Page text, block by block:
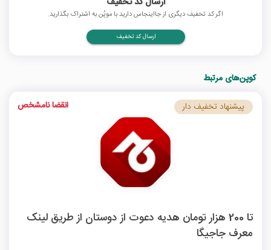
اگر کد تخفیف دیگری از جااینجاس دارید با موپُن به اشتراک بگذارید.
ارسال کد تخفیف
کوپن‌های مرتبط
تا 200 هزار تومان هدیه دعوت از دوستان از طریق لینک
معرف جاجیگا
پیشنهاد تخفیف دار انقضا نامشخص